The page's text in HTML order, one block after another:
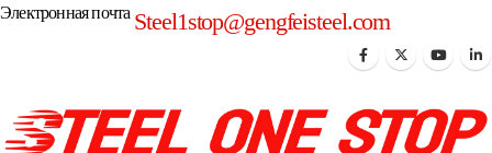
Электронная почта Steel1stop@gengfeisteel.com